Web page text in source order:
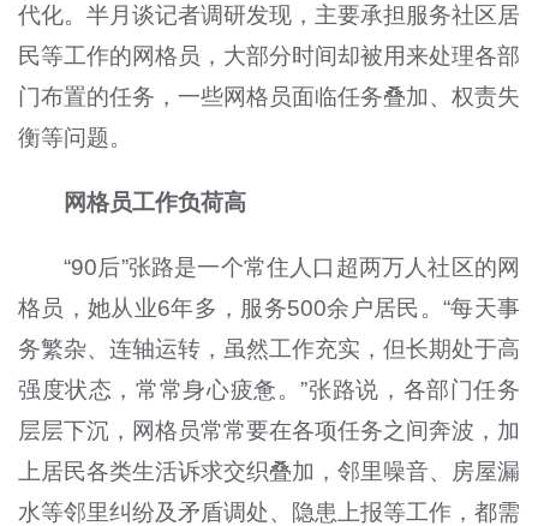
代化。半月谈记者调研发现，主要承担服务社区居
民等工作的网格员，大部分时间却被用来处理各部
门布置的任务，一些网格员面临任务叠加、权责失
衡等问题。
网格员工作负荷高
“90后”张路是一个常住人口超两万人社区的网
格员，她从业6年多，服务500余户居民。“每天事
务繁杂、连轴运转，虽然工作充实，但长期处于高
强度状态，常常身心疲惫。”张路说，各部门任务
层层下沉，网格员常常要在各项任务之间奔波，加
上居民各类生活诉求交织叠加，邻里噪音、房屋漏
水等邻里纠纷及矛盾调处、隐患上报等工作，都需